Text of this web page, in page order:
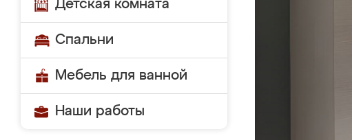
Детская комната
Спальни
Мебель для ванной
Наши работы